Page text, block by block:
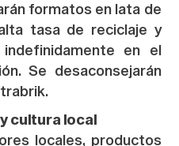
formatos en lata de
tasa de reciclaje y
en el
Se desaconsejarán
cultura local
locales, productos